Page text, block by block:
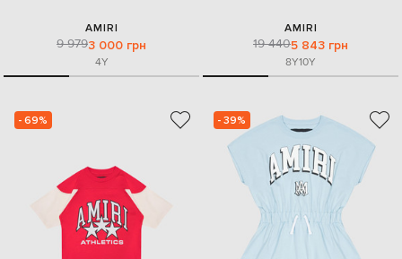
AMIRI
9 9793 000 грн
4Y
AMIRI
19 4405 843 грн
8Y10Y
- 69% - 39%